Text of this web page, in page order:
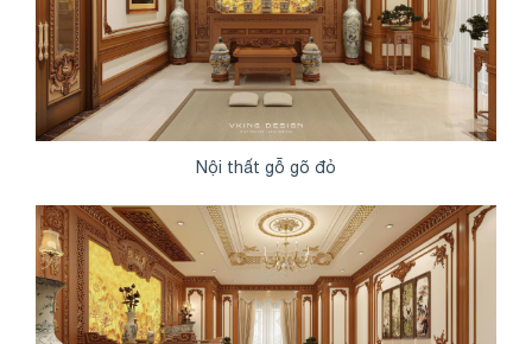
Nội thất gỗ gõ đỏ